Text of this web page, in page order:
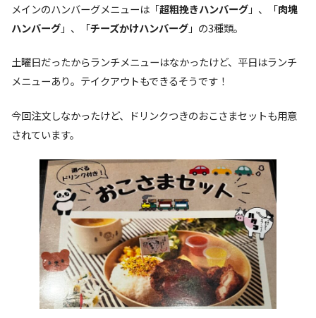
メインのハンバーグメニューは「超粗挽きハンバーグ」、「肉塊
ハンバーグ」、「チーズかけハンバーグ」の3種類。
土曜日だったからランチメニューはなかったけど、平日はランチ
メニューあり。テイクアウトもできるそうです！
今回注文しなかったけど、ドリンクつきのおこさまセットも用意
されています。